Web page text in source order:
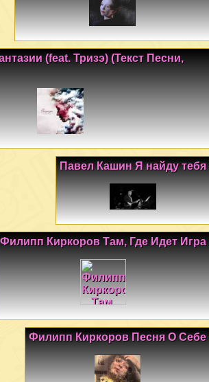
(feat. Тризэ) (Текст Песни,
Павел Кашин Я найду тебя
Филипп Киркоров Там, Где Идет Игра
Филипп Киркоров Песня О Себе